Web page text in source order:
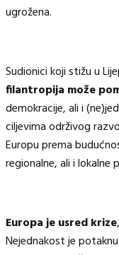
ugrožena.
Sudionici koji stižu u
filantropija može
demokracije, ali i
ciljevima održivog
Europu prema
regionalne, ali i lokalne
Europa je usred krize
Nejednakost je